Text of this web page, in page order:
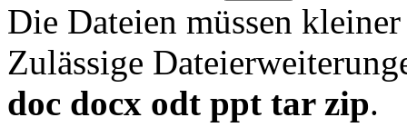
Die Dateien müssen
Zulässige
doc docx odt ppt tar zip.